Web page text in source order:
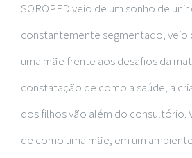
SOROPED veio de um sonho de unir
constantemente segmentado, veio
uma mãe frente aos desafios da
constatação de como a saúde, a
dos filhos vão além do consultório.
de como uma mãe, em um